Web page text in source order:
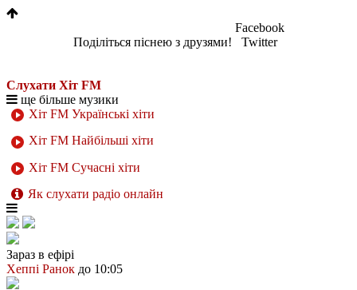
Поділіться піснею з друзями!
Facebook
Twitter
Слухати Хіт FM
ще більше музики
Хіт FM Українські хіти
Хіт FM Найбільші хіти
Хіт FM Сучасні хіти
Як слухати радіо онлайн
Зараз в ефірі
Хеппі Ранок до 10:05